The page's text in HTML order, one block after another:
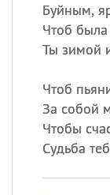
Буйным,
Чтоб
Ты зимой
Чтоб
За собой
Чтобы
Судьба